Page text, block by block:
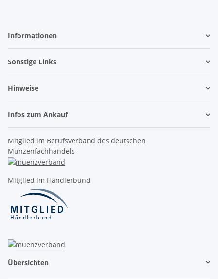
Informationen
Sonstige Links
Hinweise
Infos zum Ankauf
Mitglied im Berufsverband des deutschen
Münzenfachhandels
Mitglied im Händlerbund
Übersichten